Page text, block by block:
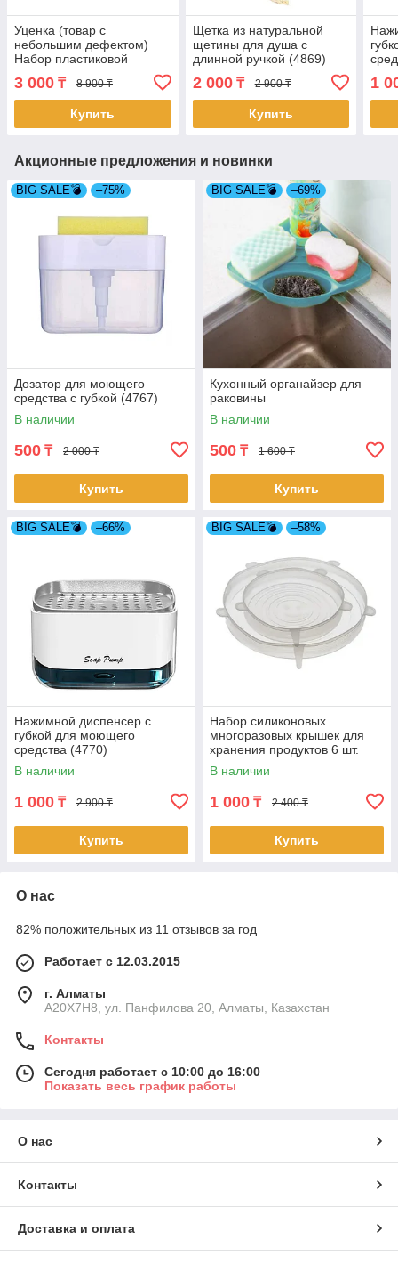
Уценка (товар с
небольшим дефектом)
Набор пластиковой
посуды для пикника 48
предметов (4258/2)
3 000 ₸ 8 900 ₸
Купить
Щетка из натуральной
щетины для душа с
длинной ручкой (4869)
2 000₸ 2 900 ₸
Купить
1
Акционные предложения и новинки
BIG SALE💣 –75%
Дозатор для моющего
средства с губкой (4767)
В наличии
500 ₸ 2 000 ₸
Купить
BIG SALE💣 –69%
Кухонный органайзер для
раковины
В наличии
500 ₸ 1 600 ₸
Купить
BIG SALE💣 –66%
Нажимной диспенсер с
губкой для моющего
средства (4770)
В наличии
1 000 ₸ 2 900 ₸
Купить
BIG SALE💣 –58%
Набор силиконовых
многоразовых крышек для
хранения продуктов 6 шт.
(4887)
В наличии
1 000 ₸ 2 400 ₸
Купить
О нас
82% положительных из 11 отзывов за год
Работает с 12.03.2015
г. Алматы
A20X7H8, ул. Панфилова 20, Алматы, Казахстан
Контакты
Сегодня работает с 10:00 до 16:00
Показать весь график работы
О нас
Контакты
Доставка и оплата